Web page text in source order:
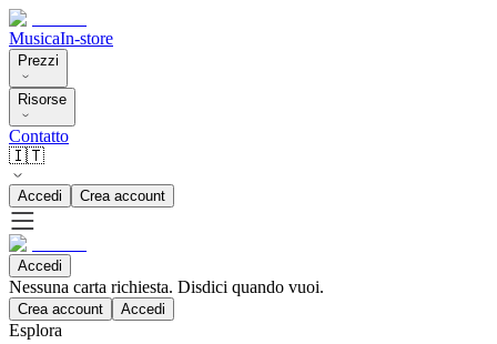
MusicaIn-store
Prezzi
Risorse
Contatto
🇮🇹
Accedi Crea account
Accedi
Nessuna carta richiesta. Disdici quando vuoi.
Crea account Accedi
Esplora